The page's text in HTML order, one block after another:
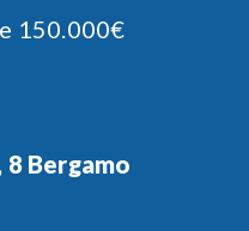
150.000€
Bergamo